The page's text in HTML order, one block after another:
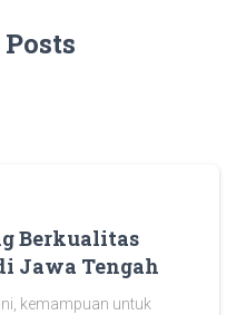
Berkualitas
Jawa Tengah
kemampuan untuk